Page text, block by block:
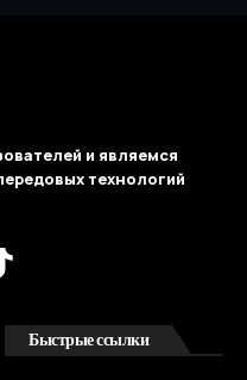
и являемся
технологий
Быстрые ссылки